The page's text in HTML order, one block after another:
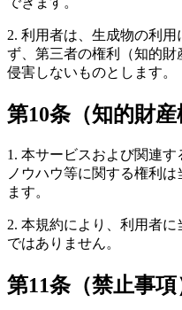
2. 利用者は、生成物の利
ず、第三者の権利（知的
侵害しないものとします。
第10条（知的財産
1. 本サービスおよび関連す
ノウハウ等に関する権利
ます。
2. 本規約により、利用者
ではありません。
第11条（禁止事項